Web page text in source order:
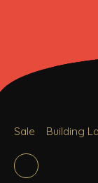
Sale Building